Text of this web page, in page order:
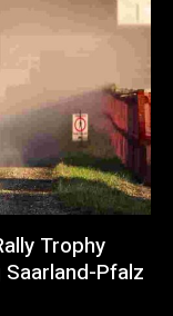
Trophy
Pfalz